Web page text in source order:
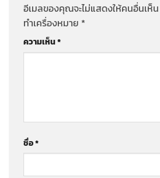
อีเมลของคุณจะไม่แสดงให้คนอื่นเห็น
ทำเครื่องหมาย *
ความเห็น*
ชื่อ*